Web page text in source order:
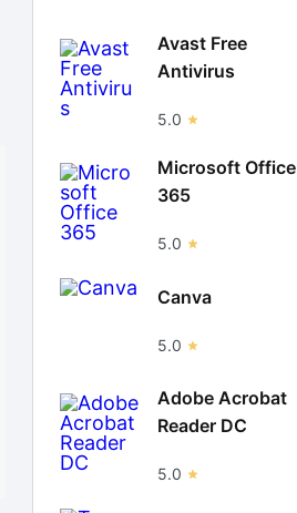
Avast Free
Antivirus
5.0
Microsoft Office
365
5.0
Canva
5.0
Adobe Acrobat
Reader DC
5.0